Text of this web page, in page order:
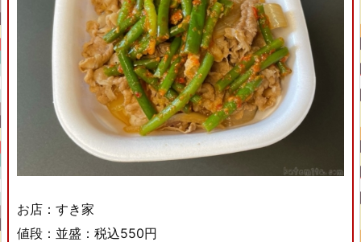
お店：すき家
値段：並盛：税込550円